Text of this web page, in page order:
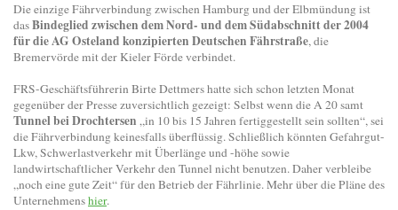
Die einzige Fährverbindung zwischen Hamburg und der Elbmündung ist
dasBindeglied zwischen dem Nord- und dem Südabschnitt der 2004
für die AG Osteland konzipierten Deutschen Fährstraße, die
Bremervörde mit der Kieler Förde verbindet.
FRS-Geschäftsführerin Birte Dettmers hatte sich schon letzten Monat
gegenüber der Presse zuversichtlich gezeigt: Selbst wenn die A 20 samt
Tunnel bei Drochtersen „in 10 bis 15 Jahren fertiggestellt sein sollten“, sei
die Fährverbindung keinesfalls überflüssig. Schließlich könnten Gefahrgut-
Lkw, Schwerlastverkehr mit Überlänge und -höhe sowie
landwirtschaftlicher Verkehr den Tunnel nicht benutzen. Daher verbleibe
„noch eine gute Zeit“ für den Betrieb der Fährlinie. Mehr über die Pläne des
Unternehmenshier.